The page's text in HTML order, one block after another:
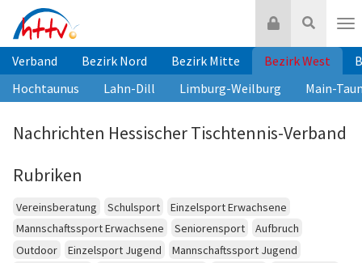
Inhalt
springen
Suche
Login
Verband Bezirk Nord Bezirk Mitte Bezirk West
Hochtaunus
Lahn-Dill Limburg-Weilburg Main-
Nachrichten Hessischer Tischtennis-Verband
Rubriken
Vereinsberatung Schulsport
Einzelsport Erwachsene
Mannschaftssport Erwachsene
Seniorensport
Aufbruch
Outdoor
Einzelsport Jugend
Mannschaftssport Jugend